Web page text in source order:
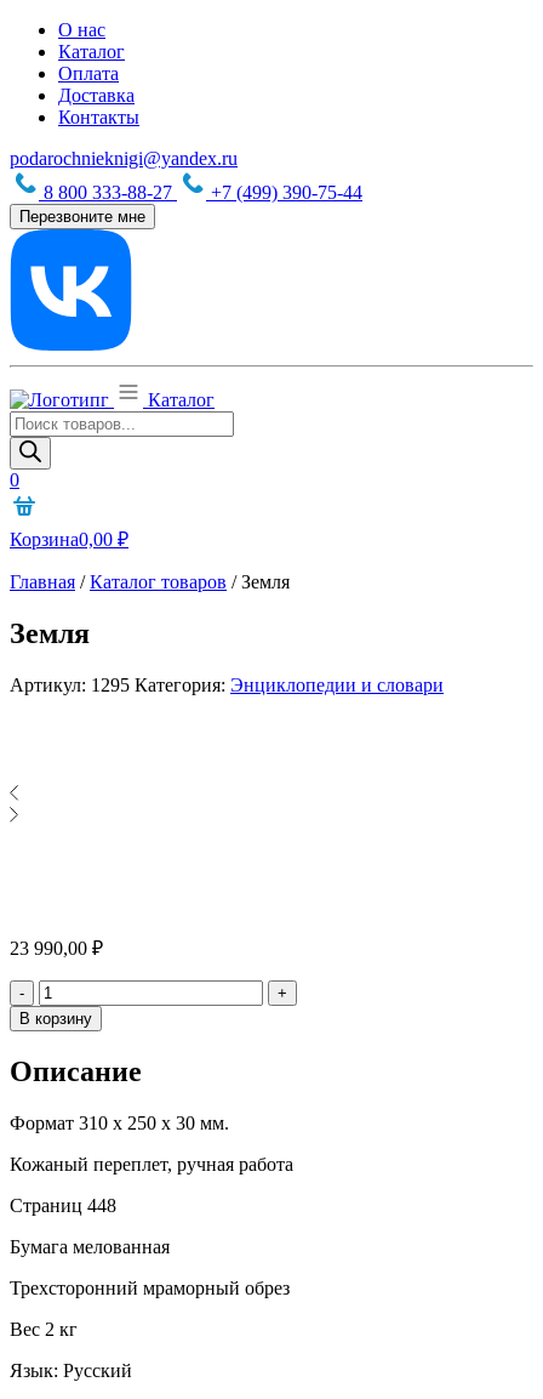
О нас
Каталог
Оплата
Доставка
Контакты
podarochnieknigi@yandex.ru
8 800 333-88-27
+7 (499) 390-75-44
Перезвоните мне
Каталог
Поиск
товаров
0
Корзина0,00 ₽
Главная /Каталог товаров /Земля
Земля
Артикул: 1295 Категория: Энциклопедии и словари
23 990,00 ₽
- Количество
+
В корзину
Описание
Формат 310 х 250 х 30 мм.
Кожаный переплет, ручная работа
Страниц 448
Бумага мелованная
Трехсторонний мраморный обрез
Вес 2 кг
Язык: Русский